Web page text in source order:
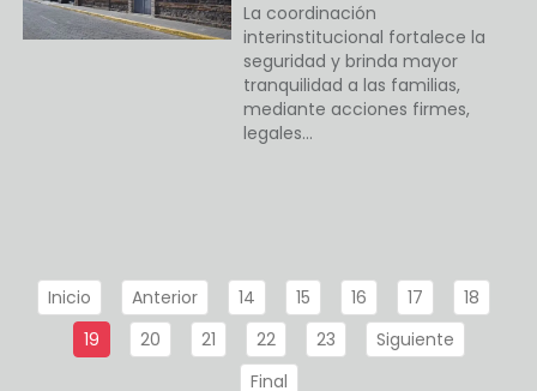
La coordinación
interinstitucional fortalece la
seguridad y brinda mayor
tranquilidad a las familias,
mediante acciones firmes,
legales…
Inicio Anterior 14 15 16 17
18
19
20 21 22 23
Siguiente
Final